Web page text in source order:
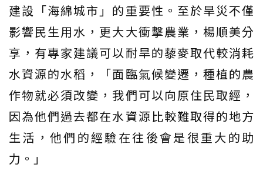
建設「海綿城市」的重要性。至於旱災不僅
影響民生用水，更大大衝擊農業，楊順美分
享，有專家建議可以耐旱的藜麥取代較消耗
水資源的水稻，「面臨氣候變遷，種植的農
作物就必須改變，我們可以向原住民取經，
因為他們過去都在水資源比較難取得的地方
生活，他們的經驗在往後會是很重大的助
力。」